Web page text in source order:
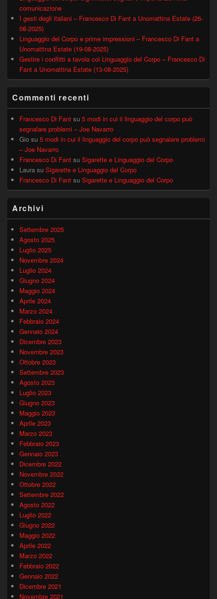
comunicazione
I gesti degli italiani – Francesco Di Fant a Unomattina Estate (26-
08-2025)
Linguaggio del Corpo e prime impressioni – Francesco Di Fant a
Unomattina Estate (19-08-2025)
Gestire i conflitti a tavola col Linguaggio del Corpo – Francesco Di
Fant a Unomattina Estate (13-08-2025)
Commenti recenti
Francesco Di Fant su 5 modi in cui il linguaggio del corpo può
segnalare problemi – Joe Navarro
Gio su 5 modi in cui il linguaggio del corpo può segnalare problemi
– Joe Navarro
Francesco Di Fant su Sigarette e Linguaggio del Corpo
Laura su Sigarette e Linguaggio del Corpo
Francesco Di Fant su Sigarette e Linguaggio del Corpo
Archivi
Settembre 2025
Agosto 2025
Luglio 2025
Novembre 2024
Luglio 2024
Giugno 2024
Maggio 2024
Aprile 2024
Marzo 2024
Febbraio 2024
Gennaio 2024
Dicembre 2023
Novembre 2023
Ottobre 2023
Settembre 2023
Agosto 2023
Luglio 2023
Giugno 2023
Maggio 2023
Aprile 2023
Marzo 2023
Febbraio 2023
Gennaio 2023
Dicembre 2022
Novembre 2022
Ottobre 2022
Settembre 2022
Agosto 2022
Luglio 2022
Giugno 2022
Maggio 2022
Aprile 2022
Marzo 2022
Febbraio 2022
Gennaio 2022
Dicembre 2021
Novembre 2021